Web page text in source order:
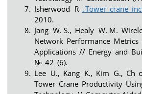
Isherwood R . Tower crane
2010.
Jang W. S., Healy W. M.
Network Performance
Applications // Energy and
№ 42 (6).
Lee U., Kang K., Kim G., Ch
Tower Crane Productivity